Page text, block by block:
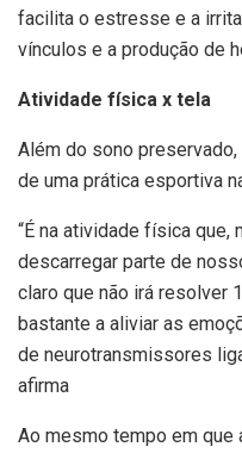
facilita o estresse e a
vínculos e a produção de
Atividade física x tela
Além do sono
de uma prática esportiva
“É na atividade física
descarregar parte de
claro que não irá resolver
bastante a aliviar as
de neurotransmissores
afirma
Ao mesmo tempo em que